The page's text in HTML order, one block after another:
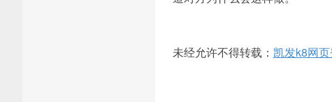
未经允许不得转载： 凯发k8网